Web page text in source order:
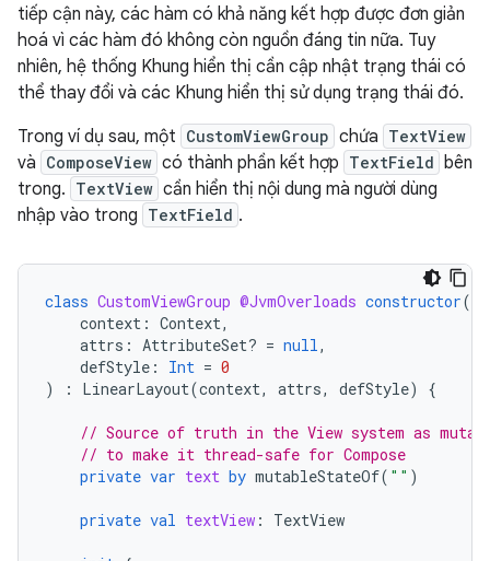
tiếp cận này, các hàm có khả năng kết hợp được đơn giản
hoá vì các hàm đó không còn nguồn đáng tin nữa. Tuy
nhiên, hệ thống Khung hiển thị cần cập nhật trạng thái có
thể thay đổi và các Khung hiển thị sử dụng trạng thái đó.
Trong ví dụ sau, một CustomViewGroup chứa TextView
và ComposeView có thành phần kết hợp TextField bên
trong. TextView cần hiển thị nội dung mà người dùng
nhập vào trong TextField .
class CustomViewGroup @JvmOverloads constructor(
context : Context,
attrs : AttributeSet? = null,
defStyle : Int = 0
)
: LinearLayout(context, attrs, defStyle) {
// Source of truth in the View system as
// to make it thread-safe for Compose
private var text by mutableStateOf( "" )
private val textView : TextView